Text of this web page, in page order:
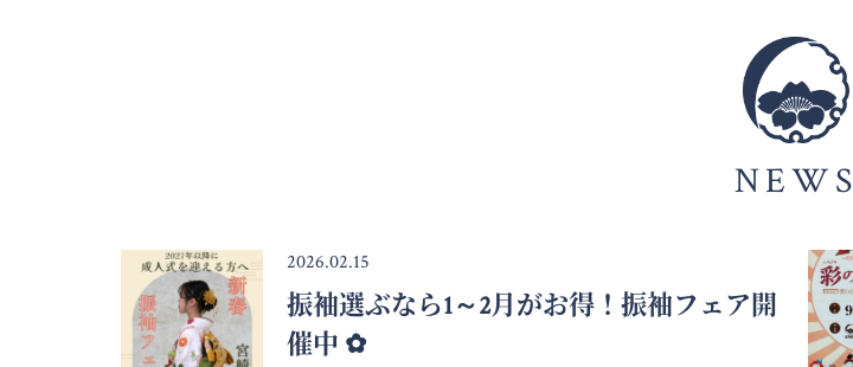
NEWS
2026.02.15
振袖選ぶなら1～2月がお得！振袖フェア開
催中 ✿